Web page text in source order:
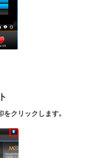
クリックします。